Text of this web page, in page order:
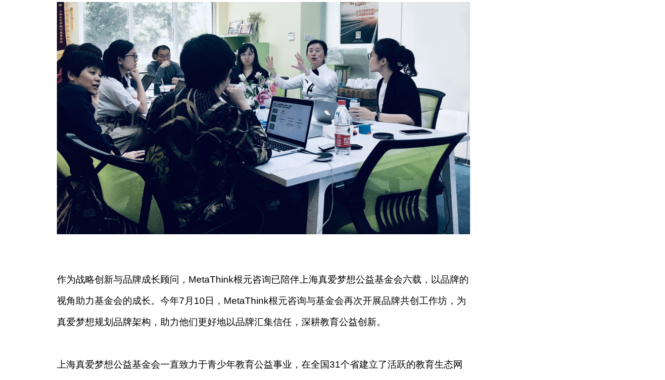
作为战略创新与品牌成长顾问，MetaThink根元咨询已陪伴上海真爱梦想公益基金会六载，以品牌的
视角助力基金会的成长。今年7月10日，MetaThink根元咨询与基金会再次开展品牌共创工作坊，为
真爱梦想规划品牌架构，助力他们更好地以品牌汇集信任，深耕教育公益创新。
上海真爱梦想公益基金会一直致力于青少年教育公益事业，在全国31个省建立了活跃的教育生态网